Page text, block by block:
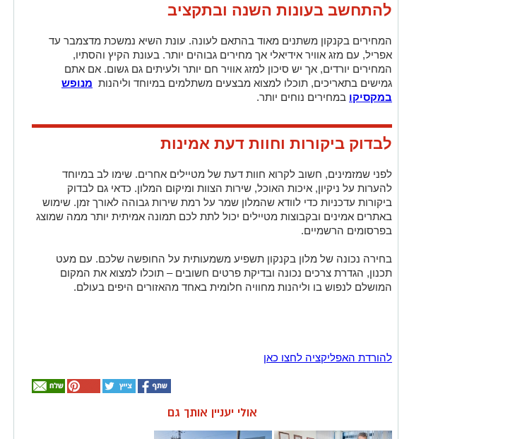
להתחשב בעונות השנה ובתקציב
המחירים בקנקון משתנים מאוד בהתאם לעונה. עונת השיא נמשכת מדצמבר עד
אפריל, עם מזג אוויר אידיאלי אך מחירים גבוהים יותר. בעונת הקיץ והסתיו,
המחירים יורדים, אך יש סיכון למזג אוויר חם יותר ולעיתים גם גשום. אם אתם
גמישים בתאריכים, תוכלו למצוא מבצעים משתלמים במיוחד וליהנות מנופש
במקסיקו במחירים נוחים יותר.
לבדוק ביקורות וחוות דעת אמינות
לפני שמזמינים, חשוב לקרוא חוות דעת של מטיילים אחרים. שימו לב במיוחד
להערות על ניקיון, איכות האוכל, שירות הצוות ומיקום המלון. כדאי גם לבדוק
ביקורות עדכניות כדי לוודא שהמלון שמר על רמת שירות גבוהה לאורך זמן. שימוש
באתרים אמינים ובקבוצות מטיילים יכול לתת לכם תמונה אמיתית יותר ממה שמוצג
בפרסומים הרשמיים.
בחירה נכונה של מלון בקנקון תשפיע משמעותית על החופשה שלכם. עם מעט
תכנון, הגדרת צרכים נכונה ובדיקת פרטים חשובים – תוכלו למצוא את המקום
המושלם לנפוש בו וליהנות מחוויה חלומית באחד מהאזורים היפים בעולם.
להורדת האפליקציה לחצו כאן
אולי יעניין אותך גם